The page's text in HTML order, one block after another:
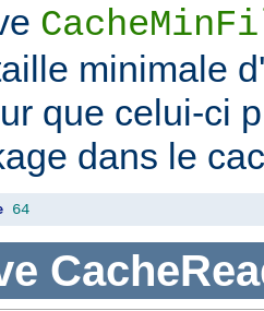
minimale
que celui-ci
dans le
64